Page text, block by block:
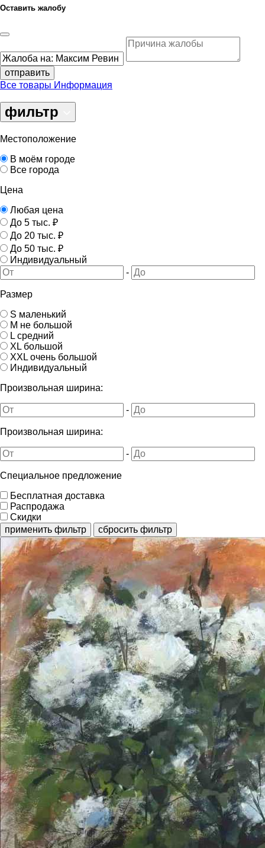
Оставить жалобу
отправить
Все товары Информация
фильтр
Местоположение
В моём городе
Все города
Цена
Любая цена
До 5 тыс. ₽
До 20 тыс. ₽
До 50 тыс. ₽
Индивидуальный
-
Размер
S маленький
M не большой
L средний
XL большой
XXL очень большой
Индивидуальный
Произвольная ширина:
-
Произвольная ширина:
-
Специальное предложение
Бесплатная доставка
Распродажа
Скидки
применить фильтр
сбросить фильтр